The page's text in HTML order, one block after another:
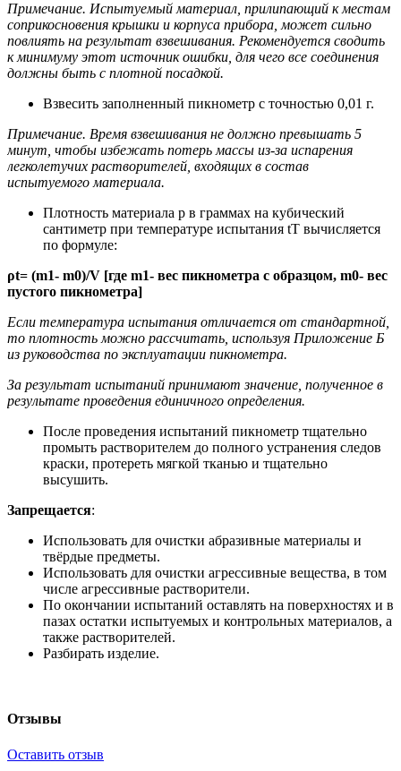
Примечание. Испытуемый материал, прилипающий к местам
соприкосновения крышки и корпуса прибора, может сильно
повлиять на результат взвешивания. Рекомендуется сводить
к минимуму этот источник ошибки, для чего все соединения
должны быть с плотной посадкой.
Взвесить заполненный пикнометр с точностью 0,01 г.
Примечание. Время взвешивания не должно превышать 5
минут, чтобы избежать потерь массы из-за испарения
легколетучих растворителей, входящих в состав
испытуемого материала.
Плотность материала p в граммах на кубический
сантиметр при температуре испытания tT вычисляется
по формуле:
ρt= (m1- m0)/V [где m1- вес пикнометра с образцом, m0- вес
пустого пикнометра]
Если температура испытания отличается от стандартной,
то плотность можно рассчитать, используя Приложение Б
из руководства по эксплуатации пикнометра.
За результат испытаний принимают значение, полученное в
результате проведения единичного определения.
После проведения испытаний пикнометр тщательно
промыть растворителем до полного устранения следов
краски, протереть мягкой тканью и тщательно
высушить.
Запрещается:
Использовать для очистки абразивные материалы и
твёрдые предметы.
Использовать для очистки агрессивные вещества, в том
числе агрессивные растворители.
По окончании испытаний оставлять на поверхностях и в
пазах остатки испытуемых и контрольных материалов, а
также растворителей.
Разбирать изделие.
Отзывы
Оставить отзыв